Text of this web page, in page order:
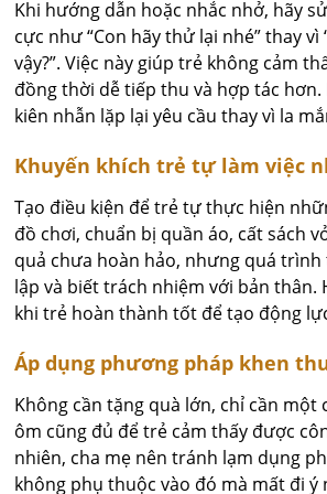
Khi hướng dẫn hoặc nhắc nhở, hãy
cực như “Con hãy thử lại nhé” thay vì
vậy?”. Việc này giúp trẻ không cảm
đồng thời dễ tiếp thu và hợp tác hơn.
kiên nhẫn lặp lại yêu cầu thay vì la
Khuyến khích trẻ tựlàm việc
Tạo điều kiện để trẻ tự thực hiện
đồ chơi, chuẩn bị quần áo, cất sách
quả chưa hoàn hảo, nhưng quá
lập và biết trách nhiệm với bản thân.
khi trẻ hoàn thành tốt để tạo động
Áp dụng phương pháp khen th
Không cần tặng quà lớn, chỉ cần một
ôm cũng đủ để trẻ cảm thấy được
nhiên, cha mẹ nên tránh lạm dụng
không phụ thuộc vào đó mà mất đi ý